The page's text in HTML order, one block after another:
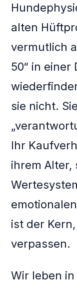
alten
vermutlich
50“ in einer
sie nicht.
Ihr
ihrem Alter,
ist der
verpassen.
Wir leben